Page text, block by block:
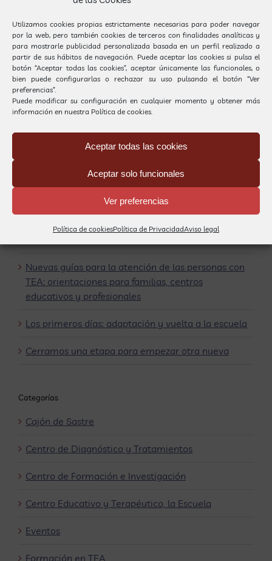
Utilizamos cookies propias estrictamente necesarias para poder navegar
por la web, pero también cookies de terceros con finalidades analíticas y
para mostrarle publicidad personalizada basada en un perfil realizado a
partir de sus hábitos de navegación. Puede aceptar las cookies si pulsa el
botón “Aceptar todas las cookies”, aceptar únicamente las funcionales, o
bien puede configurarlas o rechazar su uso pulsando el botón “Ver
preferencias”.
Puede modificar su configuración en cualquier momento y obtener más
información en nuestra Política de cookies.
Aceptar todas las cookies
Aceptar solo funcionales
Ver preferencias
Política de cookiesPolítica de PrivacidadAviso legal
en los niños
con TEA
familias,
centros
educativos y
profesionales
Buscar
Buscar:
Carrilet se llena de la magia de los cuentos por
Sant Jordi
Nuevas guías para la atención de las personas con
TEA: orientaciones para familias, centros
educativos y profesionales
Los primeros días: adaptación y vuelta a la escuela
Cerramos una etapa para empezar otra nueva
Categorías
Cajón de Sastre
Centro de Diagnóstico y Tratamientos
Centro de Formación e Investigación
Centro Educativo y Terapéutico, la Escuela
Eventos
Formación en TEA